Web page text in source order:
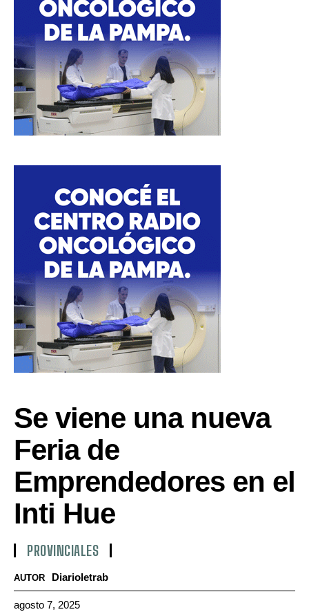
Se viene una nueva
Feria de
Emprendedores en el
Inti Hue
PROVINCIALES
AUTOR Diarioletrab
agosto 7, 2025